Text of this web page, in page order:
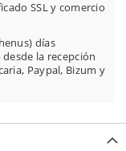
SSL y comercio
días
la recepción
Paypal, Bizum y